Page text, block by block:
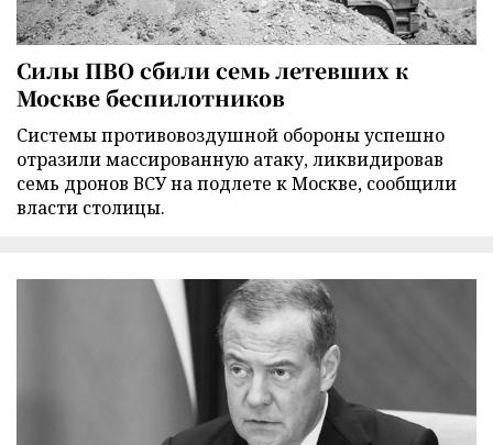
Силы ПВО сбили семь летевших к
Москве беспилотников
Cистемы противовоздушной обороны успешно
отразили массированную атаку, ликвидировав
семь дронов ВСУ на подлете к Москве, сообщили
власти столицы.